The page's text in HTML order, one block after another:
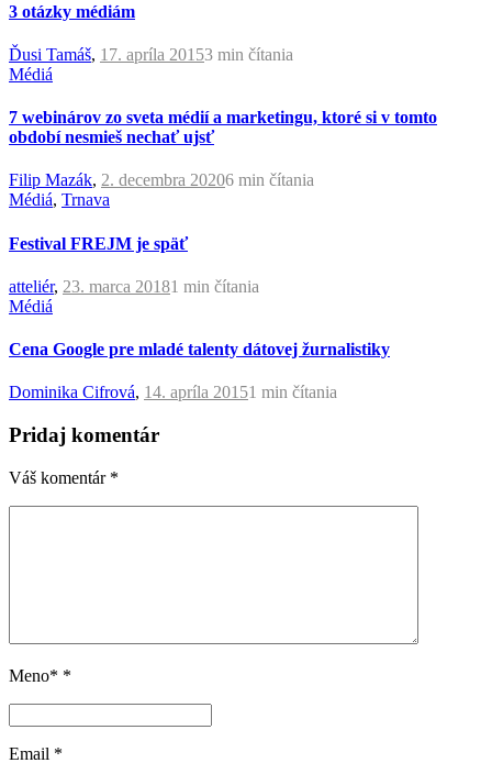
3 otázky médiám
Ďusi Tamáš, 17. apríla 20153 min čítania
Médiá
7 webinárov zo sveta médií a marketingu, ktoré si v tomto
období nesmieš nechať ujsť
Filip Mazák, 2. decembra 20206 min čítania
Médiá, Trnava
Festival FREJM je späť
atteliér, 23. marca 20181 min čítania
Médiá
Cena Google pre mladé talenty dátovej žurnalistiky
Dominika Cifrová, 14. apríla 20151 min čítania
Pridaj komentár
Váš komentár *
Meno* *
Email *